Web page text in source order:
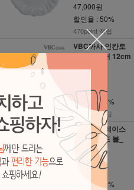
47,000원
할인율 : 50%
470point 적립
VBC까사 인칸토
티컵 & 소서 12cm
59,500원
할인율 : 50%
595point 적립
VBC까사 레이스
스몰 라운드 볼_
핑크
65,000원
26,000원
할인율 : 60%